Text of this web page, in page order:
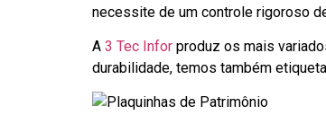
necessite de um controle rigoroso
A 3 Tec Infor produz os mais
durabilidade, temos também